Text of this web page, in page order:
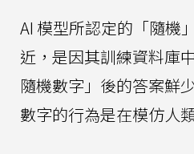
AI 模型所認定的「隨機
近，是因其訓練資料庫
隨機數字」後的答案鮮
數字的行為是在模仿人